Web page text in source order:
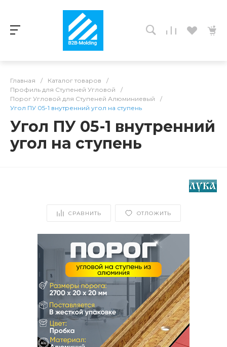
Главная / Каталог товаров
/
Профиль для Ступеней Угловой
/
Порог Угловой для Ступеней Алюминиевый
/
Угол ПУ 05-1 внутренний угол на ступень
Угол ПУ 05-1 внутренний
угол на ступень
СРАВНИТЬ ОТЛОЖИТЬ